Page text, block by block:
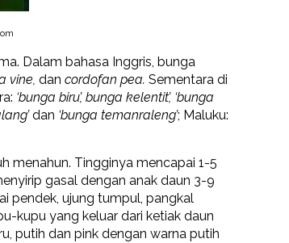
Dalam bahasa Inggris, bunga
vine, dan cordofan pea. Sementara di
‘bunga biru’, bunga kelentit’, ‘bunga
dan ‘bunga temanraleng’; Maluku:
menahun. Tingginya mencapai 1-5
gasal dengan anak daun 3-9
pendek, ujung tumpul, pangkal
kupu yang keluar dari ketiak daun
putih dan pink dengan warna putih